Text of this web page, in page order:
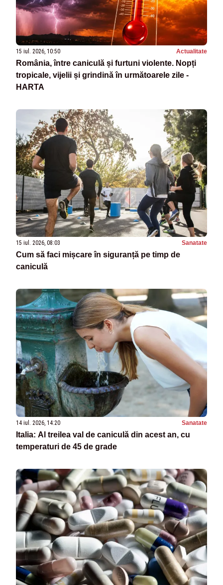
15 iul. 2026, 10:50 Actualitate
România, între caniculă și furtuni violente. Nopți
tropicale, vijelii și grindină în următoarele zile -
HARTA
15 iul. 2026, 08:03 Sanatate
Cum să faci mișcare în siguranță pe timp de
caniculă
14 iul. 2026, 14:20 Sanatate
Italia: Al treilea val de caniculă din acest an, cu
temperaturi de 45 de grade